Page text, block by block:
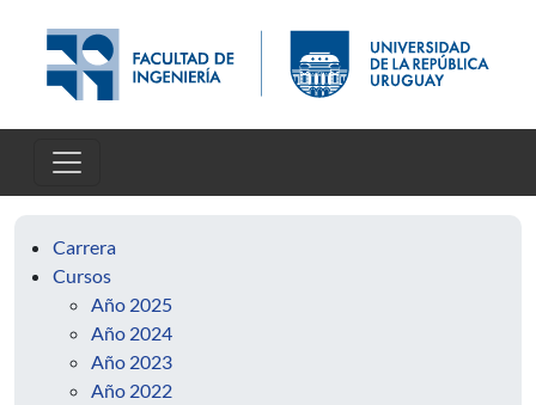
Carrera
Cursos
Año 2025
Año 2024
Año 2023
Año 2022